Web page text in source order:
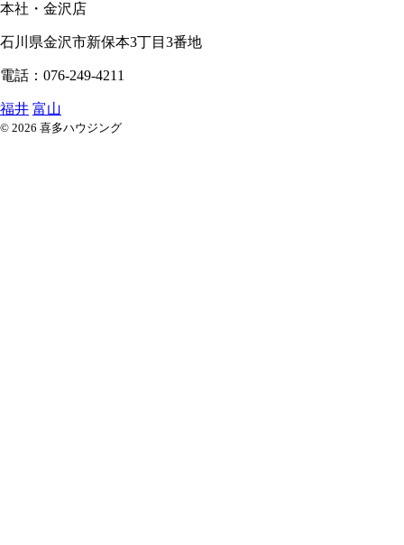
本社・金沢店
石川県金沢市新保本3丁目3番地
電話：076-249-4211
福井 富山
© 2026 喜多ハウジング